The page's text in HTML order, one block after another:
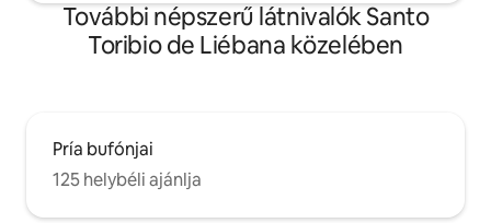
További népszerű látnivalók Santo
Toribio de Liébana közelében
Pría bufónjai
125 helybéli ajánlja